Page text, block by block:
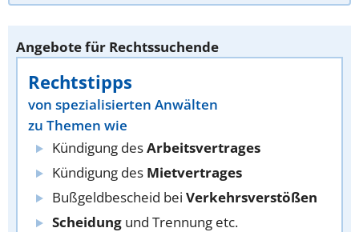
Angebote für Rechtssuchende
Rechtstipps
von spezialisierten Anwälten
zu Themen wie
Kündigung desArbeitsvertrages
Kündigung des Mietvertrages
Bußgeldbescheid bei Verkehrsverstößen
Scheidung und Trennung etc.